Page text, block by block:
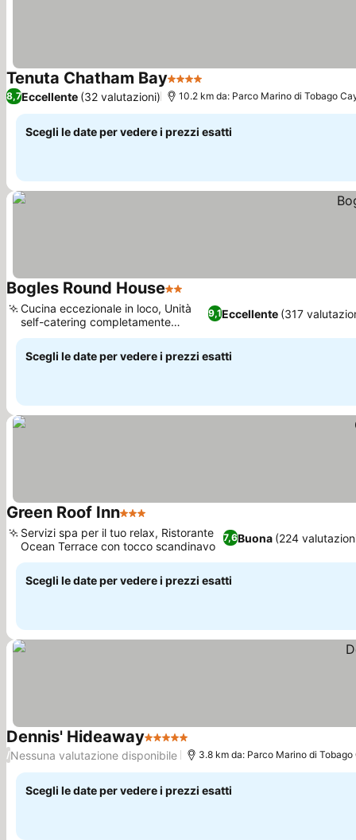
Tenuta Chatham Bay4 Stelle
8,7Eccellente (32 valutazioni) 10.2 km da: Parco Marino di Tobago
Scegli le date per vedere i prezzi esatti
Bogles Round House2 Stelle
9,1Eccellente (317
Cucina eccezionale in loco, Unità
self-catering completamente
attrezzate
Scegli le date per vedere i prezzi esatti
Green Roof Inn3 Stelle
7,6Buona (224
Servizi spa per il tuo relax, Ristorante
Ocean Terrace con tocco scandinavo
Scegli le date per vedere i prezzi esatti
Dennis' Hideaway5 Stelle Scopri i prezzi
/Nessuna valutazione disponibile 3.8 km da: Parco Marino di Tobago
Scegli le date per vedere i prezzi esatti